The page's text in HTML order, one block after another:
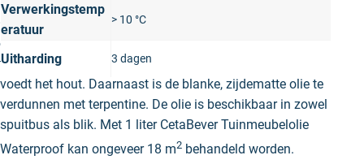
Verwerkingstemp
eratuur
> 10 °C
Uitharding 3 dagen
CetaBever Tuinmeubelolie Waterproof is een
oplosmiddelhoudende olie die geschikt is voor
tuinmeubels buitenshuis. De olie is waterafstotend en
voedt het hout. Daarnaast is de blanke, zijdematte olie te
verdunnen met terpentine. De olie is beschikbaar in zowel
spuitbus als blik. Met 1 liter CetaBever Tuinmeubelolie
Waterproof kan ongeveer 18 m2 behandeld worden.